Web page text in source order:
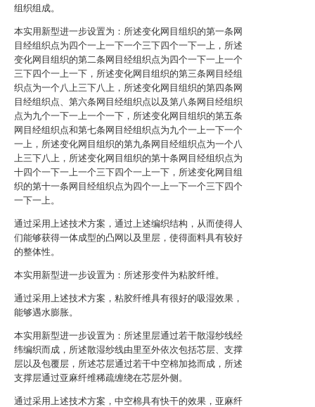
组织组成。
本实用新型进一步设置为：所述变化网目组织的第一条网
目经组织点为四个一上一下一个三下四个一下一上，所述
变化网目组织的第二条网目经组织点为四个一下一上一个
三下四个一上一下，所述变化网目组织的第三条网目经组
织点为一个八上三下八上，所述变化网目组织的第四条网
目经组织点、第六条网目经组织点以及第八条网目经组织
点为九个一下一上一个一下，所述变化网目组织的第五条
网目经组织点和第七条网目经组织点为九个一上一下一个
一上，所述变化网目组织的第九条网目经组织点为一个八
上三下八上，所述变化网目组织的第十条网目经组织点为
十四个一下一上一个三下四个一上一下，所述变化网目组
织的第十一条网目经组织点为四个一上一下一个三下四个
一下一上。
通过采用上述技术方案，通过上述编织结构，从而使得人
们能够获得一体成型的凸网以及里层，使得面料具有较好
的整体性。
本实用新型进一步设置为：所述形变件为粘胶纤维。
通过采用上述技术方案，粘胶纤维具有很好的吸湿效果，
能够遇水膨胀。
本实用新型进一步设置为：所述里层通过若干散湿纱线经
纬编织而成，所述散湿纱线由里至外依次包括芯层、支撑
层以及包覆层，所述芯层通过若干中空棉加捻而成，所述
支撑层通过亚麻纤维稀疏缠绕在芯层外侧。
通过采用上述技术方案，中空棉具有快干的效果，亚麻纤